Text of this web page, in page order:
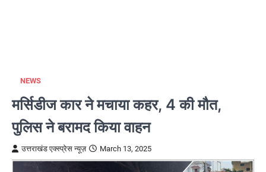
NEWS
मर्सिडीज कार ने मचाया कहर, 4 की मौत,
पुलिस ने बरामद किया वाहन
उत्तराखंड एक्स्प्रेस न्यूज़ March 13, 2025